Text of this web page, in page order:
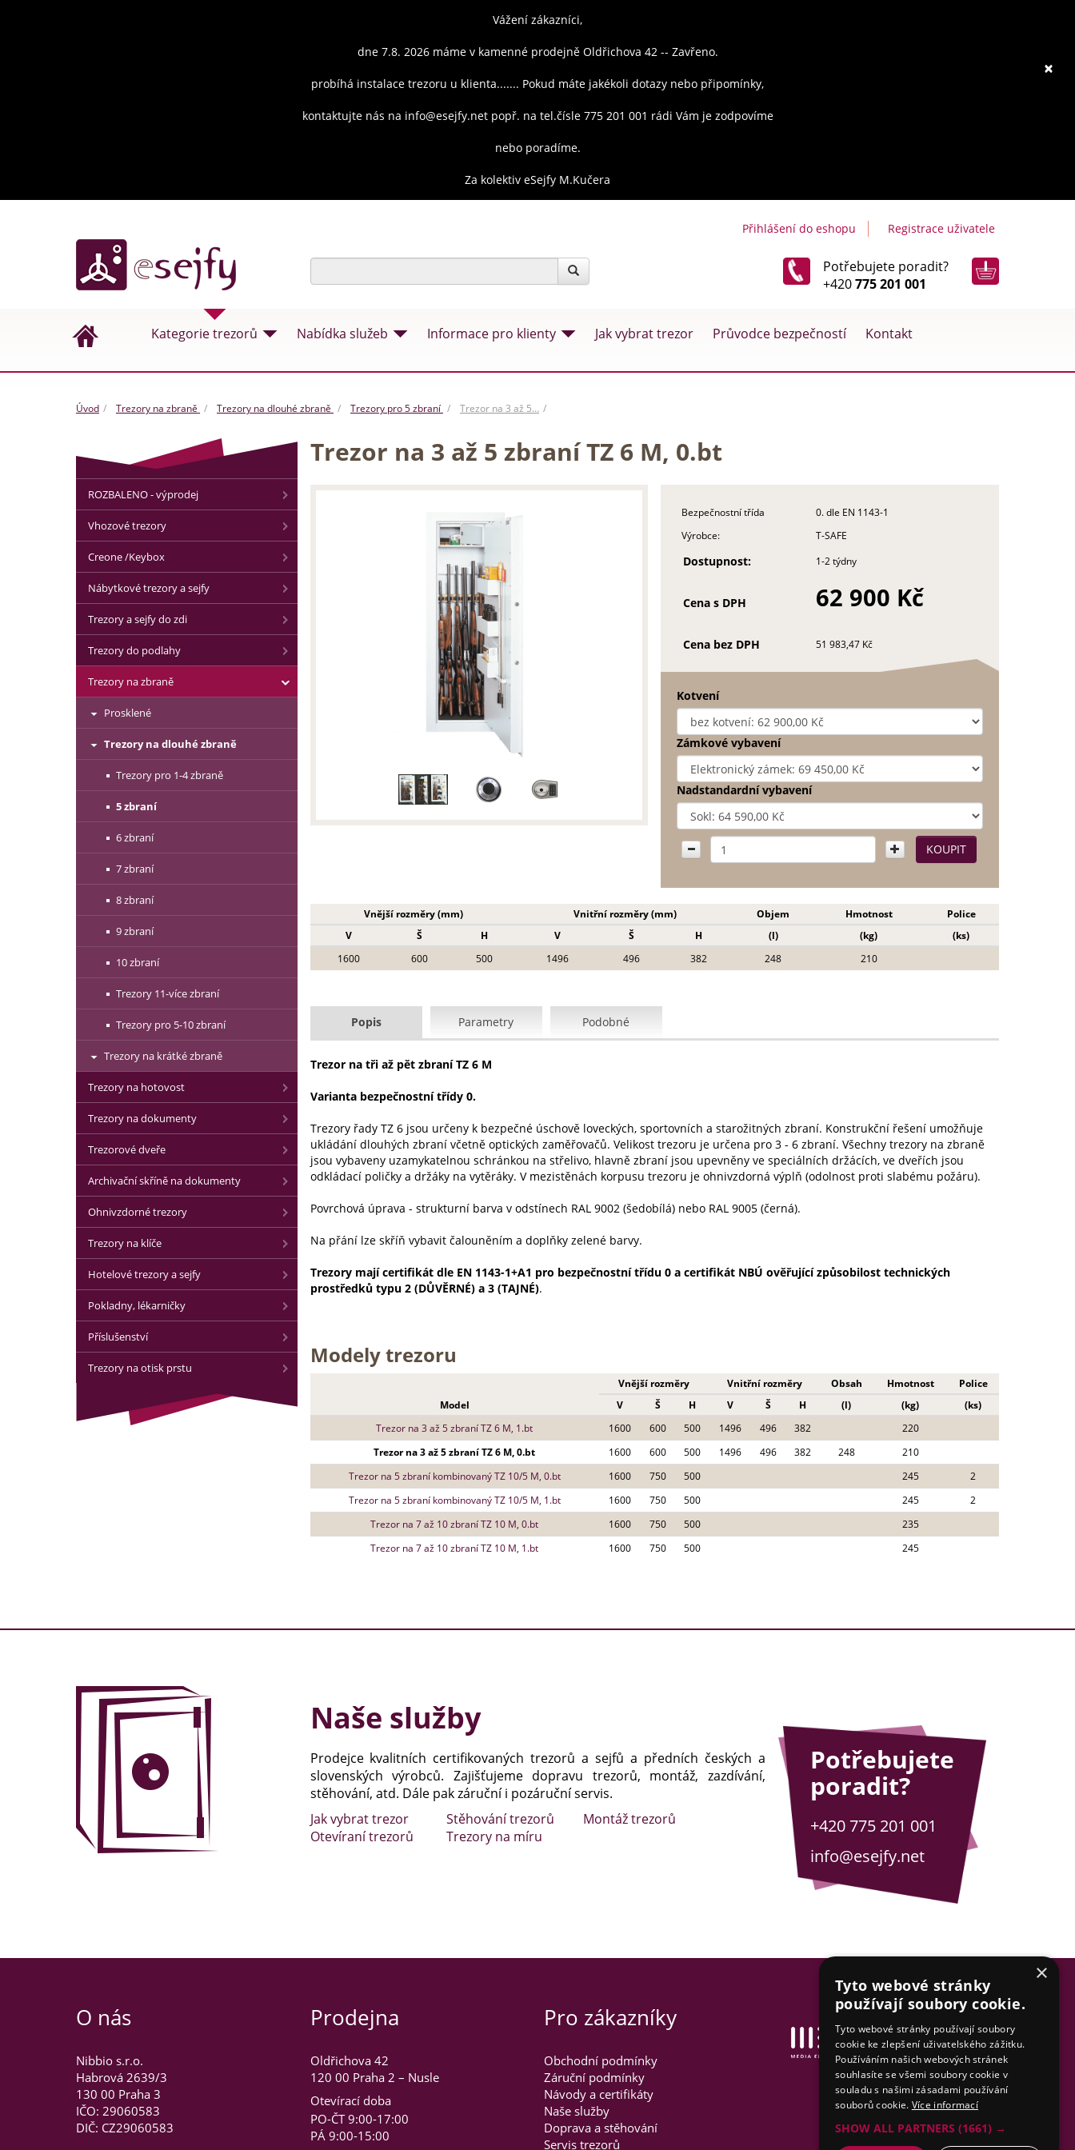
×
Vážení zákazníci,
dne 7.8. 2026 máme v kamenné prodejně Oldřichova 42 -- Zavřeno.
probíhá instalace trezoru u klienta....... Pokud máte jakékoli dotazy nebo připomínky,
kontaktujte nás na info@esejfy.net popř. na tel.čísle 775 201 001 rádi Vám je zodpovíme
nebo poradíme.
Za kolektiv eSejfy M.Kučera
Přihlášení do eshopu Registrace uživatele
Potřebujete poradit?
+420775 201 001
Kategorie trezorů Nabídka služeb Informace pro klienty Jak vybrat trezor Průvodce bezpečností Kontakt
Úvod Trezory na zbraně Trezory na dlouhé zbraně Trezory pro 5 zbraní Trezor na 3 až 5…
Trezor na 3 až 5 zbraní TZ 6 M, 0.bt
Bezpečnostní třída
0. dle EN 1143-1
Výrobce:
T-SAFE
Dostupnost: 1-2 týdny
Cena s DPH 62 900 Kč
Cena bez DPH 51 983,47 Kč
Kotvení
Zámkové vybavení
Nadstandardní vybavení
Vnější rozměry (mm) Vnitřní rozměry (mm) Objem Hmotnost
Police
V
Š H V Š H (l) (kg)
(ks)
1600
600 500 1496 496 382 248 210
Popis Parametry Podobné
Trezor na tři až pět zbraní TZ 6 M
Varianta bezpečnostní třídy 0.
Trezory řady TZ 6 jsou určeny k bezpečné úschově loveckých, sportovních a starožitných zbraní. Konstrukční řešení umožňuje
ukládání dlouhých zbraní včetně optických zaměřovačů. Velikost trezoru je určena pro 3 - 6 zbraní. Všechny trezory na zbraně
jsou vybaveny uzamykatelnou schránkou na střelivo, hlavně zbraní jsou upevněny ve speciálních držácích, ve dveřích jsou
odkládací poličky a držáky na vytěráky. V mezistěnách korpusu trezoru je ohnivzdorná výplň (odolnost proti slabému požáru).
Povrchová úprava - strukturní barva v odstínech RAL 9002 (šedobílá) nebo RAL 9005 (černá).
Na přání lze skříň vybavit čalouněním a doplňky zelené barvy.
Trezory mají certifikát dle EN 1143-1+A1 pro bezpečnostní třídu 0 a certifikát NBÚ ověřující způsobilost technických
prostředků typu 2 (DŮVĚRNÉ) a 3 (TAJNÉ).
Modely trezoru
Model
Vnější rozměry Vnitřní rozměry Obsah Hmotnost
Police
V
Š H V Š H (l) (kg)
(ks)
Trezor na 3 až 5 zbraní TZ 6 M, 1.bt
1600 600 500 1496 496 382
220
Trezor na 3 až 5 zbraní TZ 6 M, 0.bt
1600 600 500 1496 496 382 248
210
Trezor na 5 zbraní kombinovaný TZ 10/5 M, 0.bt
1600 750 500 245
2
Trezor na 5 zbraní kombinovaný TZ 10/5 M, 1.bt
1600 750 500 245
2
Trezor na 7 až 10 zbraní TZ 10 M, 0.bt
1600 750 500
235
Trezor na 7 až 10 zbraní TZ 10 M, 1.bt
1600 750 500 245
ROZBALENO - výprodej
Vhozové trezory
Creone /Keybox
Nábytkové trezory a sejfy
Trezory a sejfy do zdi
Trezory do podlahy
Trezory na zbraně
Prosklené
Trezory na dlouhé zbraně
Trezory pro 1-4 zbraně
5 zbraní
6 zbraní
7 zbraní
8 zbraní
9 zbraní
10 zbraní
Trezory 11-více zbraní
Trezory pro 5-10 zbraní
Trezory na krátké zbraně
Trezory na hotovost
Trezory na dokumenty
Trezorové dveře
Archivační skříně na dokumenty
Ohnivzdorné trezory
Trezory na klíče
Hotelové trezory a sejfy
Pokladny, lékarničky
Příslušenství
Trezory na otisk prstu
Naše služby
Prodejce kvalitních certifikovaných trezorů a sejfů a předních českých a
slovenských výrobců. Zajišťujeme dopravu trezorů, montáž, zazdívání,
stěhování, atd. Dále pak záruční i pozáruční servis.
Jak vybrat trezor
Stěhování trezorů
Montáž trezorů
Otevíraní trezorů
Trezory na míru
Potřebujete
poradit?
+420 775 201 001
info@esejfy.net
O nás
Nibbio s.r.o.
Habrová 2639/3
130 00 Praha 3
IČO: 29060583
DIČ: CZ29060583
Prodejna
Oldřichova 42
120 00 Praha 2 – Nusle
Otevírací doba
PO-ČT 9:00-17:00
PÁ 9:00-15:00
Pro zákazníky
Obchodní podmínky
Záruční podmínky
Návody a certifikáty
Naše služby
Doprava a stěhování
Servis trezorů
Tvorba www stránek
& SEO by MEDIA ENERGY
Mapa stránek
×
Tyto webové stránky
používají soubory cookie.
Tyto webové stránky používají soubory
cookie ke zlepšení uživatelského zážitku.
Používáním našich webových stránek
souhlasíte se všemi soubory cookie v
souladu s našimi zásadami používání
souborů cookie. Více informací
SHOW ALL PARTNERS (1661) →